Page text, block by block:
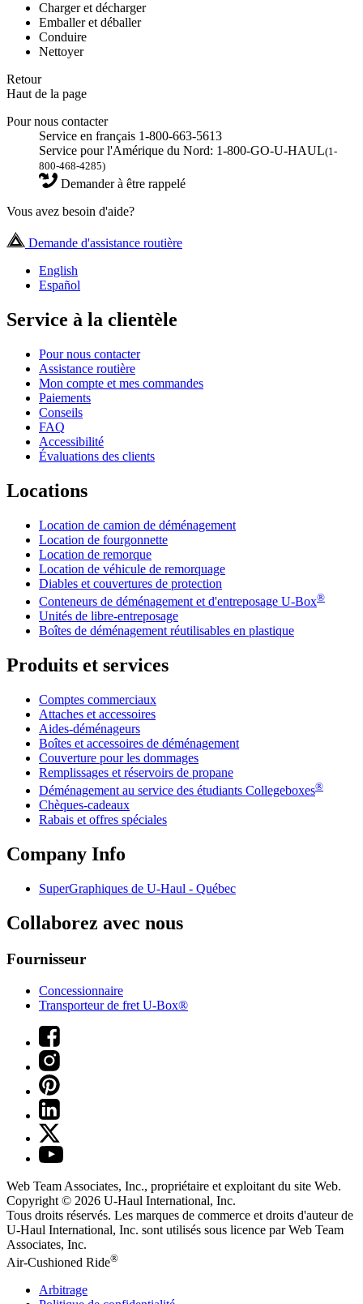
Charger et décharger
Emballer et déballer
Conduire
Nettoyer
Retour
Haut de la page
Pour nous contacter
Service en français 1-800-663-5613
Service pour l'Amérique du Nord: 1-800-GO-U-HAUL(1-
800-468-4285)
Demander à être rappelé
Vous avez besoin d'aide?
Demande d'assistance routière
English
Español
Service à la clientèle
Pour nous contacter
Assistance routière
Mon compte et mes commandes
Paiements
Conseils
FAQ
Accessibilité
Évaluations des clients
Locations
Location de camion de déménagement
Location de fourgonnette
Location de remorque
Location de véhicule de remorquage
Diables et couvertures de protection
Conteneurs de déménagement et d'entreposage U-Box®
Unités de libre-entreposage
Boîtes de déménagement réutilisables en plastique
Produits et services
Comptes commerciaux
Attaches et accessoires
Aides-déménageurs
Boîtes et accessoires de déménagement
Couverture pour les dommages
Remplissages et réservoirs de propane
Déménagement au service des étudiants Collegeboxes®
Chèques-cadeaux
Rabais et offres spéciales
Company Info
SuperGraphiques de U-Haul - Québec
Collaborez avec nous
Fournisseur
Concessionnaire
Transporteur de fret U-Box®
Web Team Associates, Inc., propriétaire et exploitant du site Web.
Copyright © 2026 U-Haul International, Inc.
Tous droits réservés. Les marques de commerce et droits d'auteur de
U-Haul International, Inc. sont utilisés sous licence par Web Team
Associates, Inc.
Air-Cushioned Ride®
Arbitrage